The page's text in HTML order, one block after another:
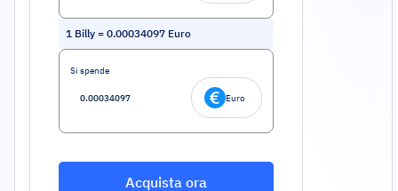
1 Billy = 0.00034097 Euro
Si spende
Euro
Acquista ora